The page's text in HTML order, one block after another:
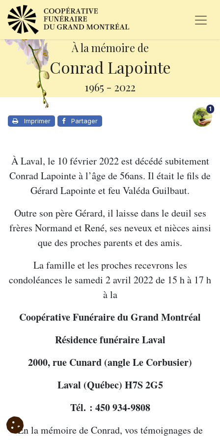
À la mémoire de
Conrad Lapointe
1965 - 2022
Imprimer Partager
1
À Laval, le 10 février 2022 est décédé subitement
Conrad Lapointe à l’âge de 56ans. Il était le fils de
Gérard Lapointe et feu Valéda Guilbaut.
Outre son père Gérard, il laisse dans le deuil ses
frères Normand et René, ses neveux et nièces ainsi
que des proches parents et des amis.
La famille et les proches recevrons les
condoléances le samedi 2 avril 2022 de 15 h à 17 h
à la
Coopérative Funéraire du Grand Montréal
Résidence funéraire Laval
2000, rue Cunard (angle Le Corbusier)
Laval (Québec) H7S 2G5
Tél. : 450 934-9808
En la mémoire de Conrad, vos témoignages de